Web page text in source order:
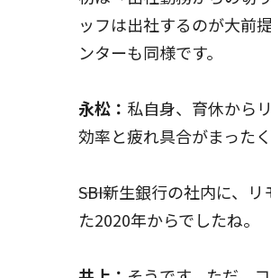
ッフは出社するのが大前
ンターも同様です。
永松： 私自身、育休から
効率と疲れ具合がまった
――SBI新生銀行の社内に
た2020年からでしたね。